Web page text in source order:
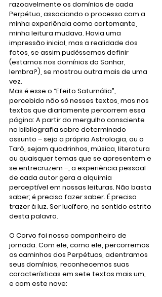
razoavelmente os domínios de cada
Perpétuo, associando o processo com a
minha experiência como cartomante,
minha leitura mudava. Havia uma
impressão inicial, mas a realidade dos
fatos, se assim pudéssemos definir
(estamos nos domínios do Sonhar,
lembra?), se mostrou outra mais de uma
vez.
Mas é esse o “Efeito Saturnália”,
percebido não só nesses textos, mas nos
textos que diariamente percorrem essa
página: A partir do mergulho consciente
na bibliografia sobre determinado
assunto – seja a própria Astrologia, ou o
Tarô, sejam quadrinhos, música, literatura
ou quaisquer temas que se apresentem e
se entrecruzem –, a experiência pessoal
de cada autor gera a alquimia
perceptível em nossas leituras. Não basta
saber; é preciso fazer saber. É preciso
trazer à luz. Ser lucífero, no sentido estrito
desta palavra.
O Corvo foi nosso companheiro de
jornada. Com ele, como ele, percorremos
os caminhos dos Perpétuos, adentramos
seus domínios, reconhecemos suas
características em sete textos mais um,
e com este nove: